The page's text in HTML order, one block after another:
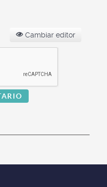
Cambiar editor